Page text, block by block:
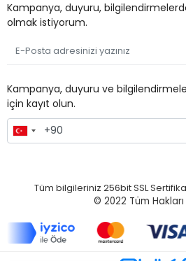
Kampanya, duyuru,
olmak istiyorum.
Kampanya, duyuru ve
için kayıt olun.
Tüm bilgileriniz 256bit SSL
© 2022 Tüm Hakları